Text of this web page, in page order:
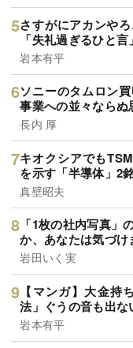
さすがにアカンや
「失礼過ぎるひと言
岩本有平
ソニーのタムロン
事業への並々ならぬ
長内 厚
キオクシアでも
を示す「半導体」2
真壁昭夫
「1枚の社内写真
か、あなたは気づけ
岩田いく実
【マンガ】大金持
法」ぐうの音も出な
岩本有平